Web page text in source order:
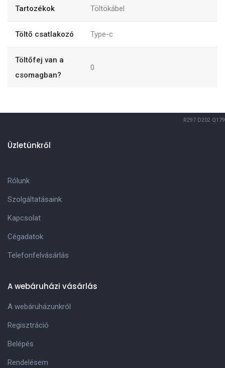
Tartozékok Töltökábel
Töltő csatlakozó Type-c
Töltőfej van a
csomagban?
0
R297 D202 Q179
Üzletünkről
Rólunk
Szolgáltatásaink
Kapcsolat
Cégadatok
Telefonfelvásárlás
A webáruházi vásárlás
A webáruházunkról
Regisztráció
Belépés
Rendelésem